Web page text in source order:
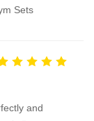
Sets
and